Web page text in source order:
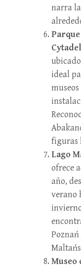
narra
ideal
figuras
Lago
ofrece
año,
verano
Museo